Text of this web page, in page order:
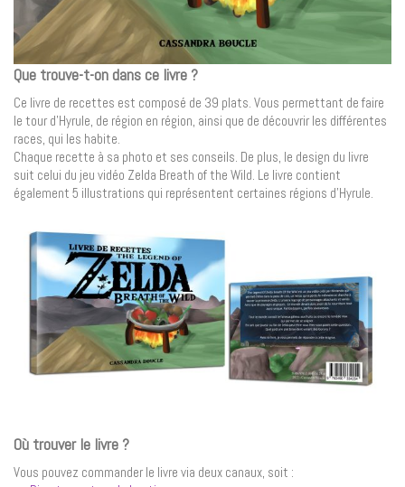
Que trouve-t-on dans ce livre ?
Ce livre de recettes est composé de 39 plats. Vous permettant de faire
le tour d’Hyrule, de région en région, ainsi que de découvrir les différentes
races, qui les habite.
Chaque recette à sa photo et ses conseils. De plus, le design du livre
suit celui du jeu vidéo Zelda Breath of the Wild. Le livre contient
également 5 illustrations qui représentent certaines régions d’Hyrule.
Où trouver le livre ?
Vous pouvez commander le livre via deux canaux, soit :